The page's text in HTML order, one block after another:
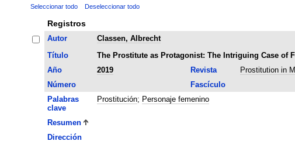
Seleccionar todo Deseleccionar todo
Registros
Autor
Classen, Albrecht
Título
The Prostitute as Protagonist: The Intriguing Case of
Año
2019 Revista Prostitution in
Número
Fascículo
Palabras
clave
Prostitución; Personaje femenino
Resumen
Dirección